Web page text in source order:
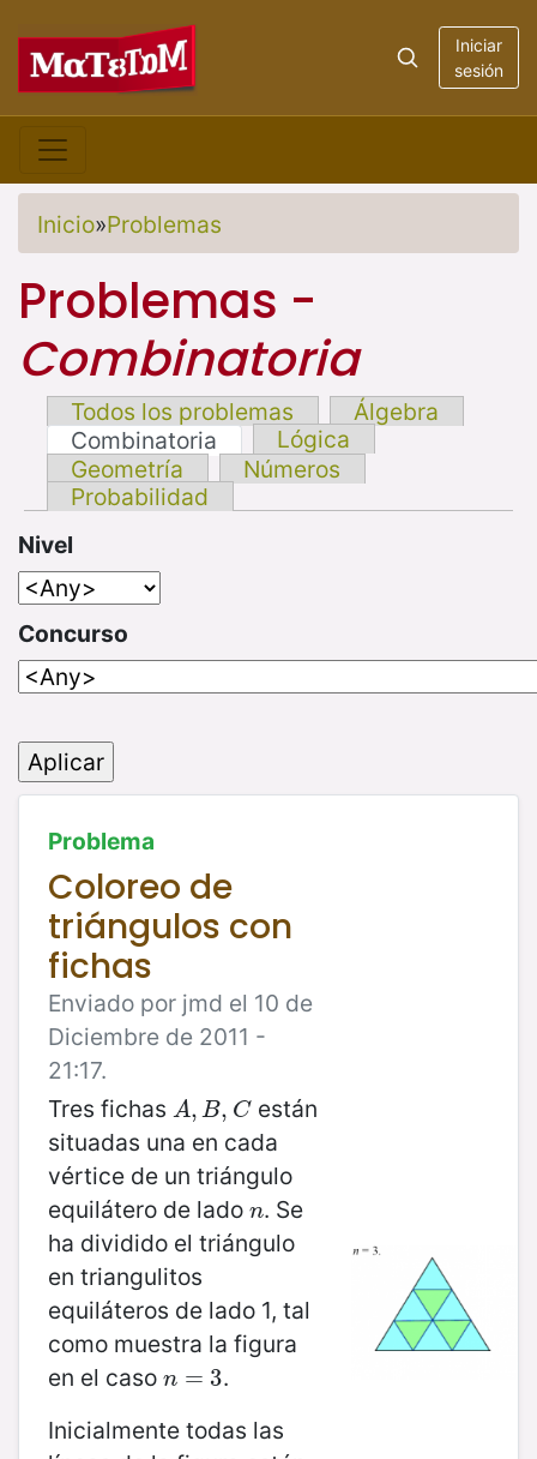
Iniciar
sesión
Inicio»Problemas
Problemas -
Combinatoria
Todos los problemas
Álgebra
Combinatoria
Lógica
Geometría
Números
Probabilidad
Nivel
Concurso
Problema
Coloreo de
triángulos con
fichas
Enviado por jmd el 10 de
Diciembre de 2011 -
21:17.
Tres fichas A, B, C
A,B,C
están
situadas una en cada
vértice de un triángulo
equilátero de lado n
n. Se
ha dividido el triángulo
en triangulitos
equiláteros de lado 1, tal
como muestra la figura
en el caso n = 3
n=3
.
Inicialmente todas las